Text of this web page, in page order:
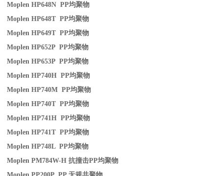
Moplen HP648N PP均聚物
Moplen HP648T PP均聚物
Moplen HP649T PP均聚物
Moplen HP652P PP均聚物
Moplen HP653P PP均聚物
Moplen HP740H PP均聚物
Moplen HP740M PP均聚物
Moplen HP740T PP均聚物
Moplen HP741H PP均聚物
Moplen HP741T PP均聚物
Moplen HP748L PP均聚物
Moplen PM784W-H抗撞击PP均聚物